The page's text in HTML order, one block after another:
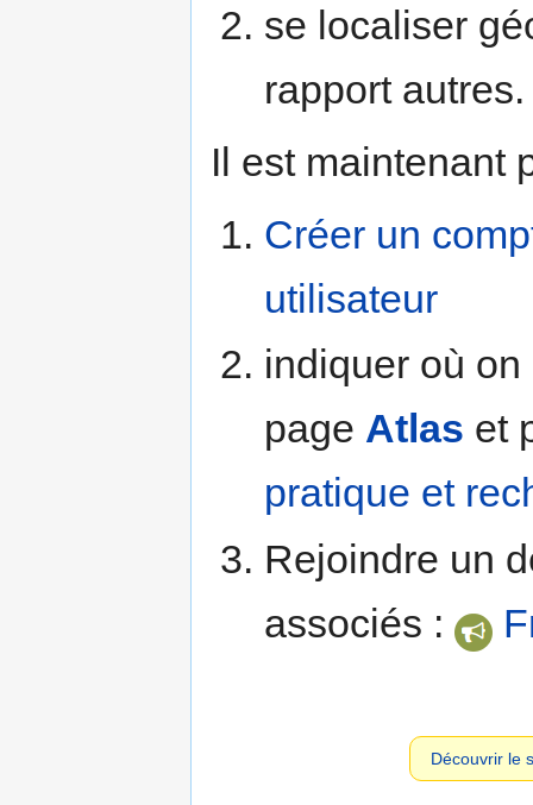
se localiser
rapport autres.
Il est maintenant
Créer un
utilisateur
indiquer où
page Atlas et
pratique et
Rejoindre un
associés :
Découvrir le